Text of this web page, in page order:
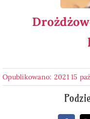
Opublikowano: 2021 15